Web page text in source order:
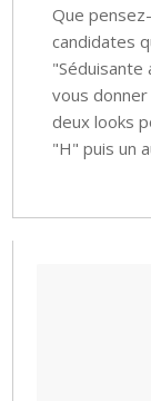
Que
candidates
"Séduisante
vous
deux looks
"H" puis un